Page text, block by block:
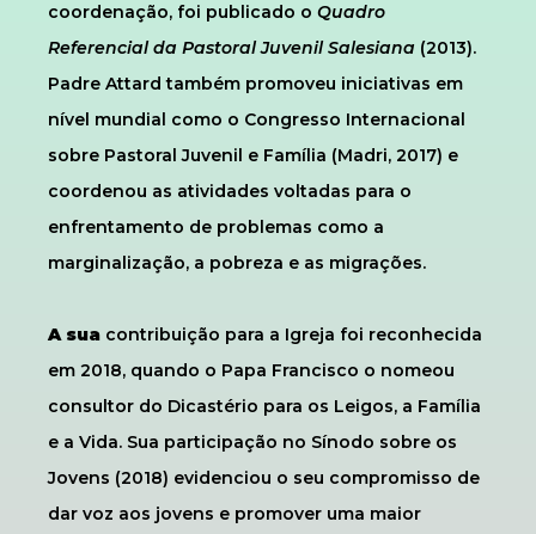
coordenação, foi publicado o Quadro
Referencial da Pastoral Juvenil Salesiana (2013).
Padre Attard também promoveu iniciativas em
nível mundial como o Congresso Internacional
sobre Pastoral Juvenil e Família (Madri, 2017) e
coordenou as atividades voltadas para o
enfrentamento de problemas como a
marginalização, a pobreza e as migrações.
A sua contribuição para a Igreja foi reconhecida
em 2018, quando o Papa Francisco o nomeou
consultor do Dicastério para os Leigos, a Família
e a Vida. Sua participação no Sínodo sobre os
Jovens (2018) evidenciou o seu compromisso de
dar voz aos jovens e promover uma maior